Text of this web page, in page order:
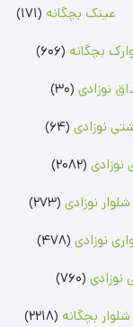
سرهمی لیندکس
دخترانه
دخترانه
عینک بچگانه (171)
بچگانه (606)
نوزادی (30)
نوزادی (64)
نوزادی (2082)
نوزادی (273)
نوزادی (478)
(760)
شلوار بچگانه (2218)